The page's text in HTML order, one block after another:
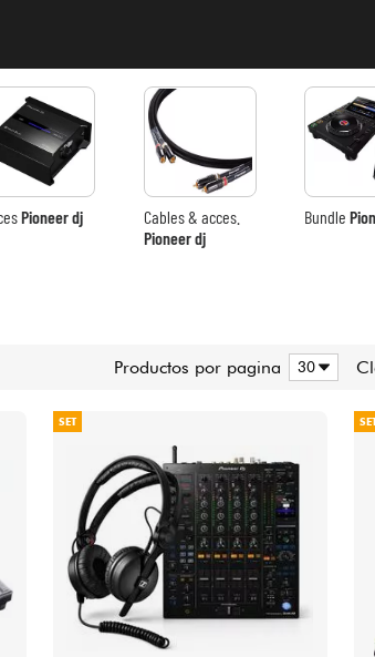
Pioneer dj
Cables & acces.
Pioneer dj
Bundle
Productos por pagina
SET